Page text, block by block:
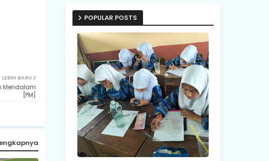
LEBIH BARU
Mendalam
[PM]
POPULAR POSTS